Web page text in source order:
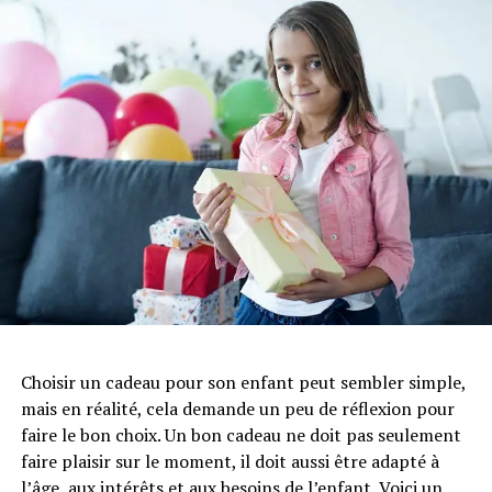
ADVERTISEMENT
En plus de la pratique sur la moto, familiarisez-vous
avec le parcours d’examen. Si possible, demandez à
votre moniteur de vous emmener sur le trajet où se
déroule l’examen pour réduire l’anxiété liée à l’inconnu.
Anticipez les situations
stressantes
Le jour de l’examen, il est normal de ressentir un peu de
les différentes étapes de l’examen, et imaginez-vous en
train de les réussir avec succès. Cette technique de
visualisation peut être très efficace pour apaiser le
stress.
Choisir un cadeau pour son enfant peut sembler simple,
mais en réalité, cela demande un peu de réflexion pour
faire le bon choix. Un bon cadeau ne doit pas seulement
faire plaisir sur le moment, il doit aussi être adapté à